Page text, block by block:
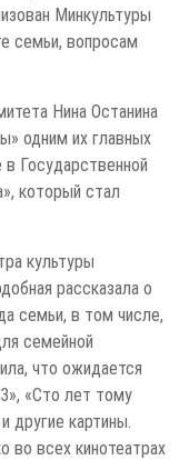
Минкультуры
семьи, вопросам
Нина Останина
одним их главных
Государственной
который стал
культуры
рассказала о
семьи, в том числе,
семейной
что ожидается
«Сто лет тому
другие картины.
всех кинотеатрах